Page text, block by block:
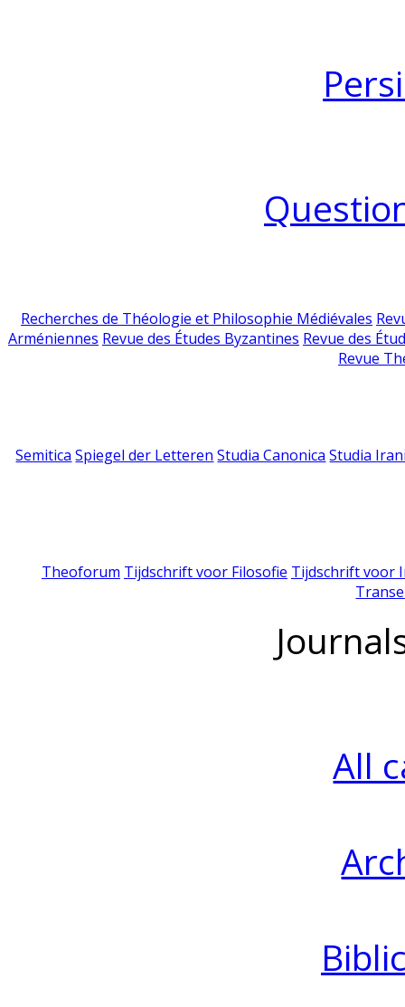
Recherches de Théologie et Philosophie Médiévales
Arméniennes Revue des Études Byzantines Revue des
Revue
Semitica Spiegel der Letteren Studia Canonica Studia
Theoforum Tijdschrift voor Filosofie Tijdschrift voor
All